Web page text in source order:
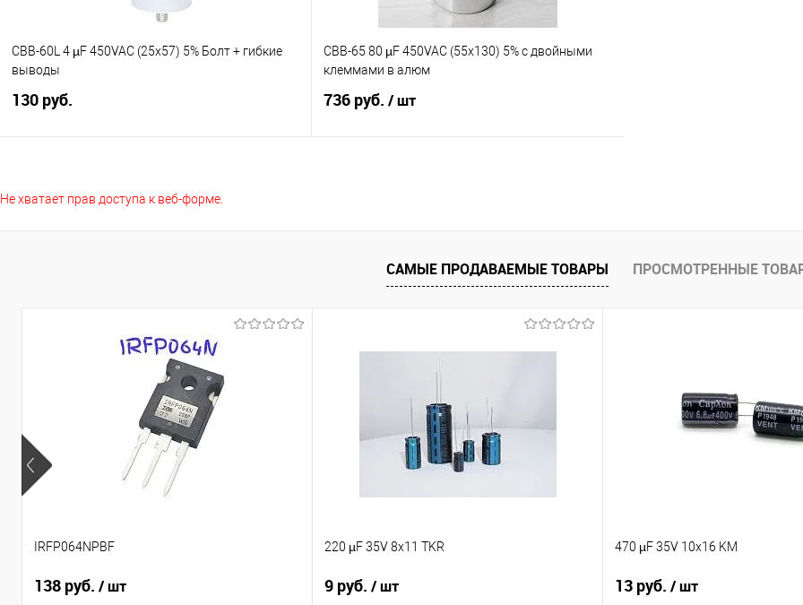
CBB-60L 4 µF 450VAC (25x57) 5% Болт + гибкие
выводы
130 руб.
CBB-65 80 µF 450VAC (55x130) 5% с двойными
клеммами в алюм
736 руб. / шт
Не хватает прав доступа к веб-форме.
САМЫЕ ПРОДАВАЕМЫЕ ТОВАРЫ ПРОСМОТРЕННЫЕ
IRFP064NPBF
138 руб. / шт
220 µF 35V 8x11 TKR
9 руб. / шт
470 µF 35V 10x16 KM
13 руб. / шт